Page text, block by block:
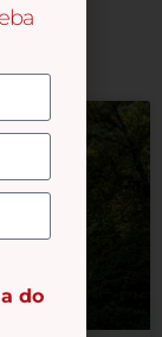
do